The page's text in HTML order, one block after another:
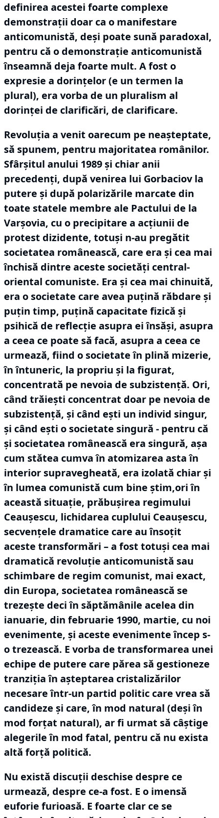
definirea acestei foarte complexe
demonstrații doar ca o manifestare
anticomunistă, deși poate sună paradoxal,
pentru că o demonstrație anticomunistă
înseamnă deja foarte mult. A fost o
expresie a dorințelor (e un termen la
plural), era vorba de un pluralism al
dorinței de clarificări, de clarificare.
Revoluția a venit oarecum pe neașteptate,
să spunem, pentru majoritatea românilor.
Sfârșitul anului 1989 și chiar anii
precedenți, după venirea lui Gorbaciov la
putere și după polarizările marcate din
toate statele membre ale Pactului de la
Varșovia, cu o precipitare a acțiunii de
protest dizidente, totuși n-au pregătit
societatea românească, care era și cea mai
închisă dintre aceste societăți central-
oriental comuniste. Era și cea mai chinuită,
era o societate care avea puțină răbdare și
puțin timp, puțină capacitate fizică și
psihică de reflecție asupra ei însăși, asupra
a ceea ce poate să facă, asupra a ceea ce
urmează, fiind o societate în plină mizerie,
în întuneric, la propriu și la figurat,
concentrată pe nevoia de subzistență. Ori,
când trăiești concentrat doar pe nevoia de
subzistență, și când ești un individ singur,
și când ești o societate singură - pentru că
și societatea românească era singură, așa
cum stătea cumva în atomizarea asta în
interior supravegheată, era izolată chiar și
în lumea comunistă cum bine știm,ori în
această situație, prăbușirea regimului
Ceaușescu, lichidarea cuplului Ceaușescu,
secvențele dramatice care au însoțit
aceste transformări – a fost totuși cea mai
dramatică revoluție anticomunistă sau
schimbare de regim comunist, mai exact,
din Europa, societatea românească se
trezește deci în săptămânile acelea din
ianuarie, din februarie 1990, martie, cu noi
evenimente, și aceste evenimente încep s-
o trezească. E vorba de transformarea unei
echipe de putere care părea să gestioneze
tranziția în așteptarea cristalizărilor
necesare într-un partid politic care vrea să
candideze și care, în mod natural (deși în
mod forțat natural), ar fi urmat să câștige
alegerile în mod fatal, pentru că nu exista
altă forță politică.
Nu există discuții deschise despre ce
urmează, despre ce-a fost. E o imensă
euforie furioasă. E foarte clar ce se